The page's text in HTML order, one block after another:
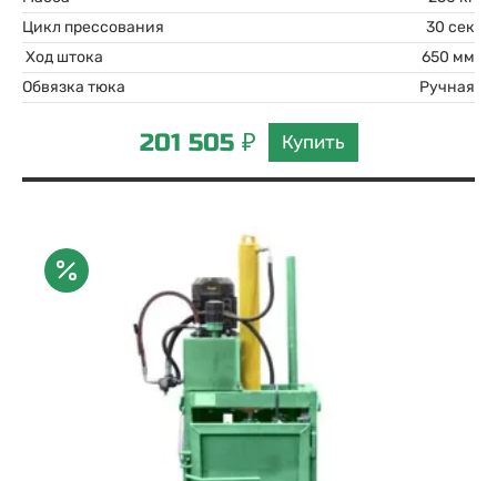
Цикл прессования
30 сек
Ход штока
650 мм
Обвязка тюка
Ручная
201 505 ₽ Купить